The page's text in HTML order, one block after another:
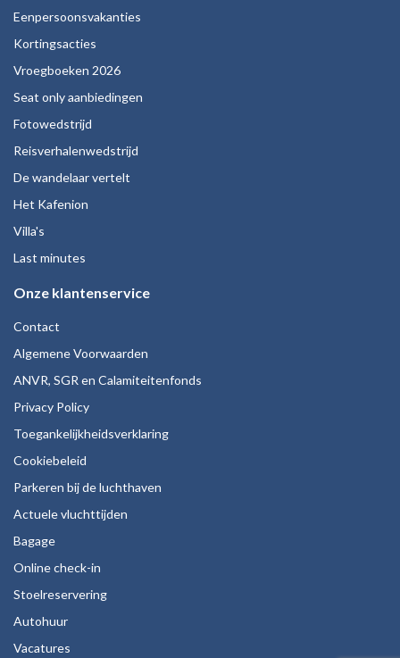
Eenpersoonsvakanties
Kortingsacties
Vroegboeken 2026
Seat only aanbiedingen
Fotowedstrijd
Reisverhalenwedstrijd
De wandelaar vertelt
Het Kafenion
Villa's
Last minutes
Onze klantenservice
Contact
Algemene Voorwaarden
ANVR, SGR en Calamiteitenfonds
Privacy Policy
Toegankelijkheidsverklaring
Cookiebeleid
Parkeren bij de luchthaven
Actuele vluchttijden
Bagage
Online check-in
Stoelreservering
Autohuur
Vacatures